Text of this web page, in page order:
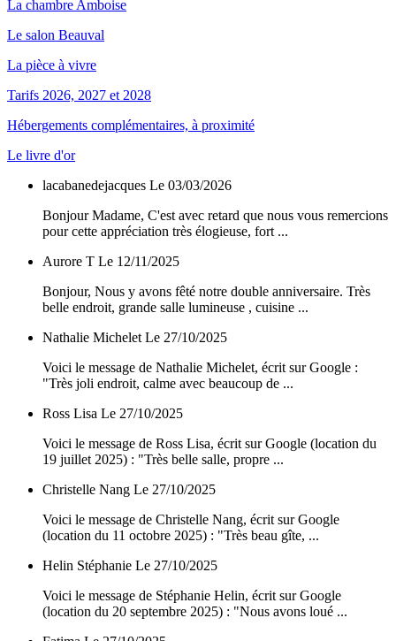
La chambre Amboise
Le salon Beauval
La pièce à vivre
Tarifs 2026, 2027 et 2028
Hébergements complémentaires, à proximité
Le livre d'or
lacabanedejacques Le 03/03/2026
Bonjour Madame, C'est avec retard que nous vous remercions
pour cette appréciation très élogieuse, fort ...
Aurore T Le 12/11/2025
Bonjour, Nous y avons fêté notre double anniversaire. Très
belle endroit, grande salle lumineuse , cuisine ...
Nathalie Michelet Le 27/10/2025
Voici le message de Nathalie Michelet, écrit sur Google :
"Très joli endroit, calme avec beaucoup de ...
Ross Lisa Le 27/10/2025
Voici le message de Ross Lisa, écrit sur Google (location du
19 juillet 2025) : "Très belle salle, propre ...
Christelle Nang Le 27/10/2025
Voici le message de Christelle Nang, écrit sur Google
(location du 11 octobre 2025) : "Très beau gîte, ...
Helin Stéphanie Le 27/10/2025
Voici le message de Stéphanie Helin, écrit sur Google
(location du 20 septembre 2025) : "Nous avons loué ...